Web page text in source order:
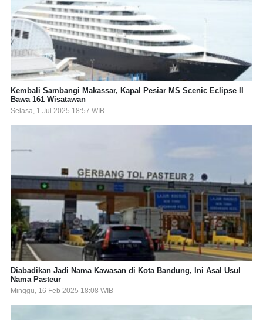
Kembali Sambangi Makassar, Kapal Pesiar MS Scenic Eclipse II
Bawa 161 Wisatawan
Selasa, 1 Jul 2025 18:57 WIB
Diabadikan Jadi Nama Kawasan di Kota Bandung, Ini Asal Usul
Nama Pasteur
Minggu, 16 Feb 2025 18:08 WIB